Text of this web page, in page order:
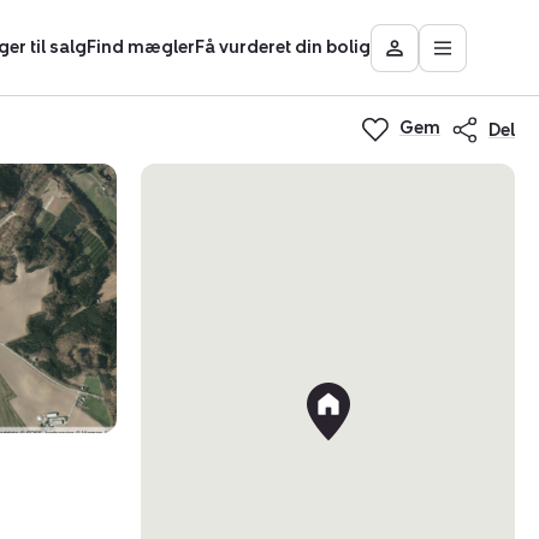
til salgFind mæglerFå vurderet din bolig
Besøg
Mit
Nybolig
Åbn
Gem Del